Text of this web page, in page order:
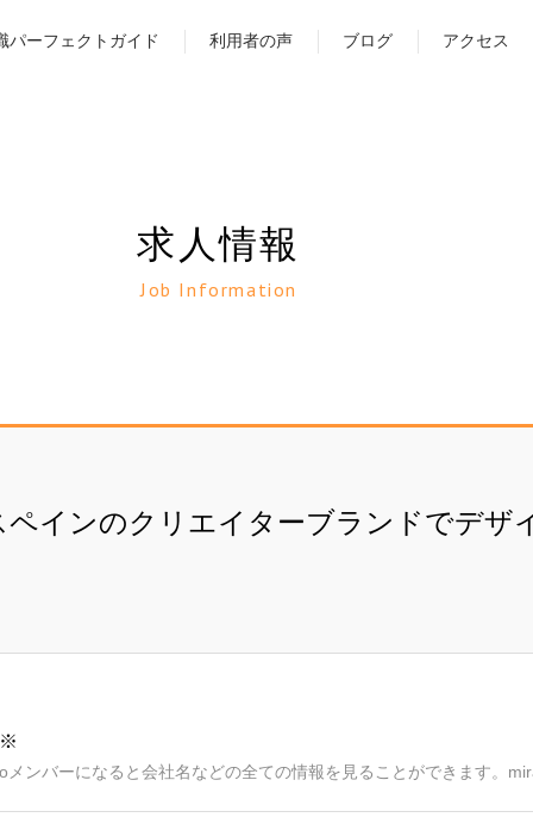
パーフェクトガイド 利用者の声 ブログ アクセス
求人情報
Job Information
インのクリエイターブランドでデザ
メンバーになると会社名などの全ての情報を見ることができます。